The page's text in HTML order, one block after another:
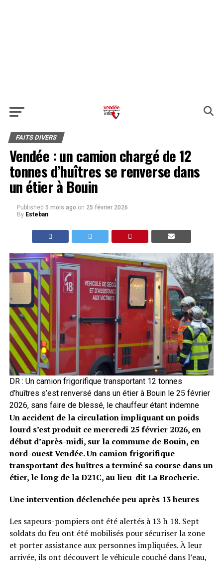
FAITS DIVERS
Vendée : un camion chargé de 12
tonnes d’huîtres se renverse dans
un étier à Bouin
Published 5 mois ago on 25 février 2026
By Esteban
DR : Un camion frigorifique transportant 12 tonnes
d’huîtres s’est renversé dans un étier à Bouin le 25 février
2026, sans faire de blessé, le chauffeur étant indemne
Un accident de la circulation impliquant un poids
lourd s’est produit ce mercredi 25 février 2026, en
début d’après-midi, sur la commune de Bouin, en
nord-ouest Vendée. Un camion frigorifique
transportant des huîtres a terminé sa course dans un
étier, le long de la D21C, au lieu-dit La Brocherie.
Une intervention déclenchée peu après 13 heures
Les sapeurs-pompiers ont été alertés à 13 h 18. Sept
soldats du feu ont été mobilisés pour sécuriser la zone
et porter assistance aux personnes impliquées. À leur
arrivée, ils ont découvert le véhicule couché dans l’eau,